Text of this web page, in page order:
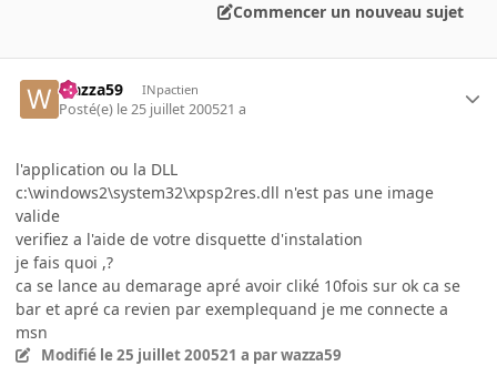
Commencer un nouveau sujet
wazza59 INpactien
Posté(e) le 25 juillet 200521 a
l'application ou la DLL
c:\windows2\system32\xpsp2res.dll n'est pas une image
valide
verifiez a l'aide de votre disquette d'instalation
je fais quoi ,?
ca se lance au demarage apré avoir cliké 10fois sur ok ca se
bar et apré ca revien par exemplequand je me connecte a
msn
Modifié le 25 juillet 200521 a par wazza59